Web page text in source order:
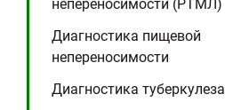
непереносимости (РТМЛ)
Диагностика пищевой
непереносимости
Диагностика туберкулеза